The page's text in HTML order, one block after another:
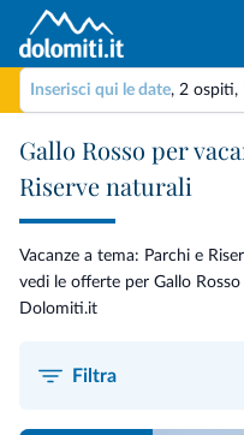
Inserisci qui le date, 2 ospiti,
Gallo Rosso per
Riserve naturali
Vacanze a tema: Parchi e
vedi le offerte per Gallo
Dolomiti.it
Filtra